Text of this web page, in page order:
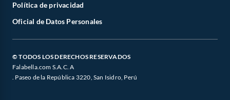
Política de privacidad
Oficial de Datos Personales
© TODOS LOS DERECHOS RESERVADOS
Falabella.com S.A.C. A
. Paseo de la República 3220, San Isidro, Perú